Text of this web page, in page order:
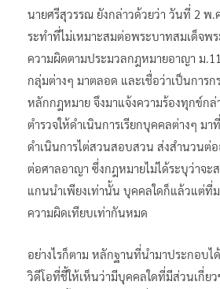
นายศรีสุวรรณ ยังกล่าวด้วยว่า วันที่ 2 พ.
ระทำที่ไม่เหมาะสมต่อพระบาทสมเด็จพร
ความผิดตามประมวลกฎหมายอาญา ม
กลุ่มต่างๆ มาตลอด และเชื่อว่าเป็นการ
หลักกฎหมาย จึงมาแจ้งความร้องทุกข์กล่
ตำรวจให้ดำเนินการเรียกบุคคลต่างๆ มา
ดำเนินการไต่สวนสอบสวน ส่งสำนวนต่
ต่อศาลอาญา ซึ่งกฎหมายไม่ได้ระบุว่าจะส
แกนนำเพียงเท่านั้น บุคคลใดก็แล้วแต่ที่
ความผิดเทียบเท่ากันหมด
อย่างไรก็ตาม หลักฐานที่นำมาประกอบ
วิดีโอที่ชี้ให้เห็นว่ามีบุคคลใดที่มีส่วนเกี่ย